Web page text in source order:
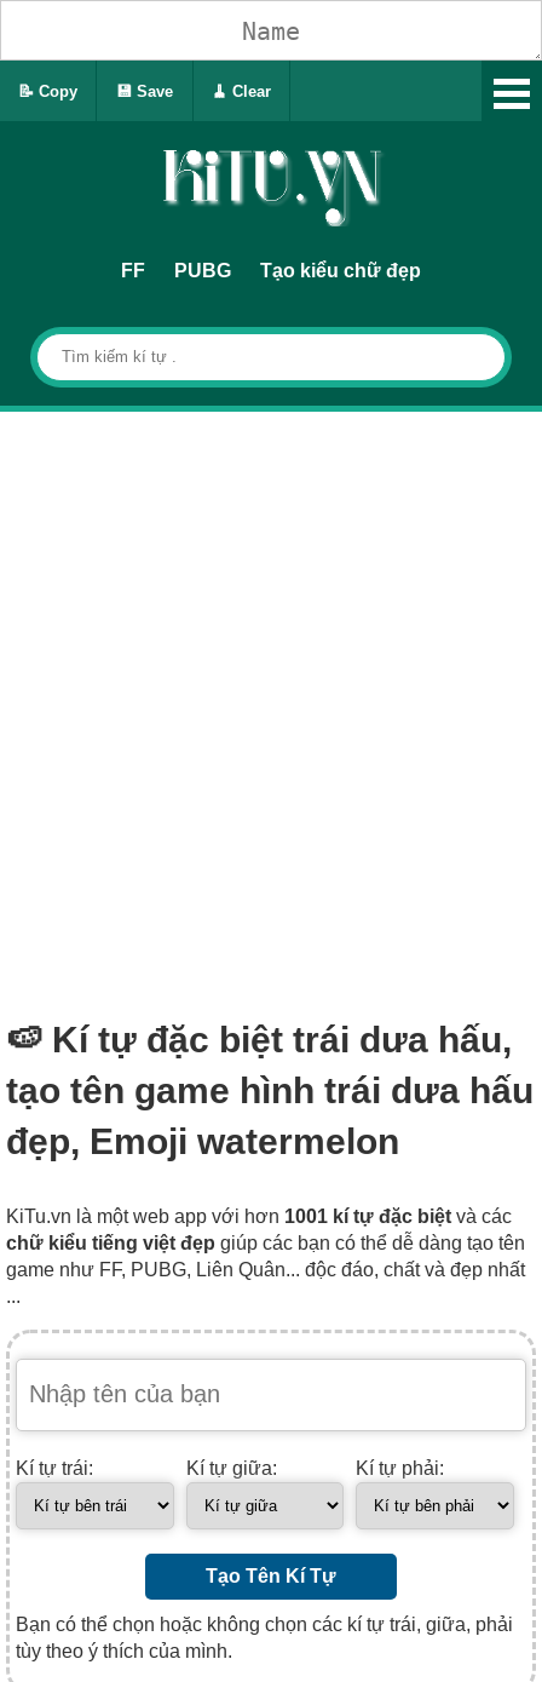
FF PUBG Tạo kiểu chữ đẹp
🍉 Kí tự đặc biệt trái dưa hấu,
tạo tên game hình trái dưa hấu
đẹp, Emoji watermelon
KiTu.vn là một web app với hơn 1001 kí tự đặc biệt và các
chữ kiểu tiếng việt đẹp giúp các bạn có thể dễ dàng tạo tên
game như FF, PUBG, Liên Quân... độc đáo, chất và đẹp nhất
...
Kí tự trái: Kí tự giữa: Kí tự phải:
Tạo Tên Kí Tự
Bạn có thể chọn hoặc không chọn các kí tự trái, giữa, phải
tùy theo ý thích của mình.
📝 Copy 💾 Save 🧹 Clear